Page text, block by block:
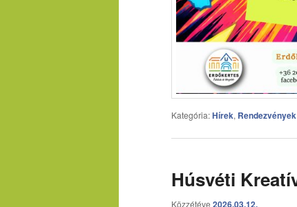
Kategória:Hírek, Rendezvények
Húsvéti
Közzétéve 2026.03.12.